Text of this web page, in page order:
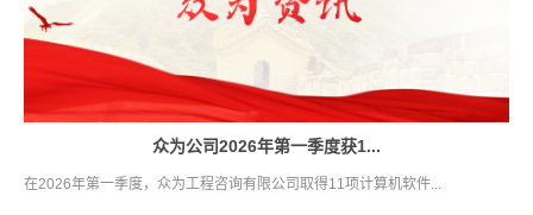
众为公司2026年第一季度获1...
在2026年第一季度，众为工程咨询有限公司取得11项计算机软件...